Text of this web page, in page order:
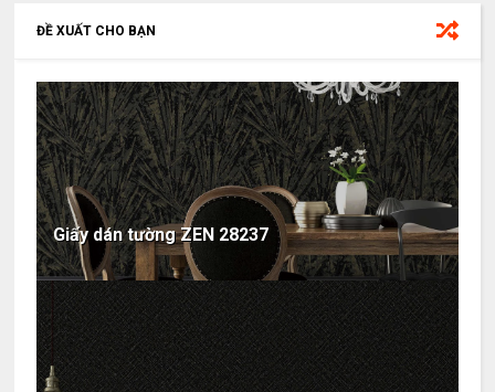
ĐỀ XUẤT CHO BẠN
Giấy dán tường ZEN 28237